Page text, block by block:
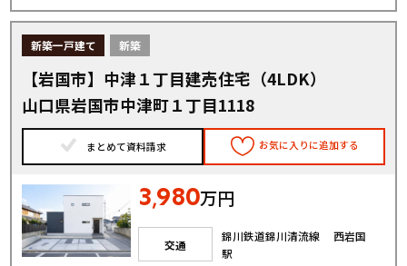
新築一戸建て 新築
【岩国市】中津１丁目建売住宅（4LDK）
山口県岩国市中津町１丁目1118
まとめて資料請求 お気に入りに追加する
3,980万円
交通
錦川鉄道錦川清流線 西岩国
駅